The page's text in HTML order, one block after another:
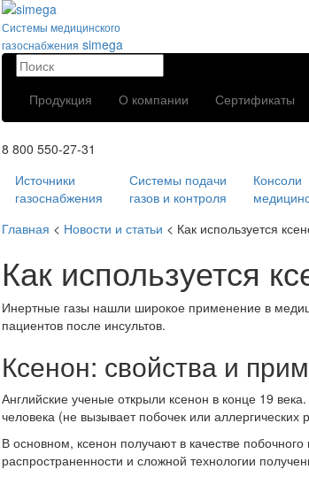
Системы медицинского
газоснабжения simega
Продукция О компании Сертификаты
8 800 550-27-31
Источники
газоснабжения
Системы подачи
газов и контроля
Консоли
Главная < Новости и статьи < Как используется
Как используется
Инертные газы нашли широкое применение в
пациентов после инсультов.
Ксенон: свойства и
Английские ученые открыли ксенон в конце 19
человека (не вызывает побочек или аллергических
В основном, ксенон получают в качестве
распространенности и сложной технологии